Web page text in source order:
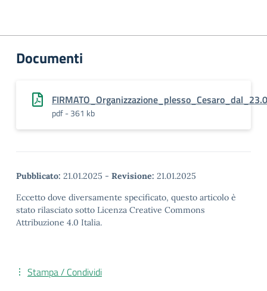
Documenti
pdf - 361 kb
Pubblicato: 21.01.2025 - Revisione: 21.01.2025
Eccetto dove diversamente specificato, questo articolo è
stato rilasciato sotto Licenza Creative Commons
Attribuzione 4.0 Italia.
Stampa / Condividi